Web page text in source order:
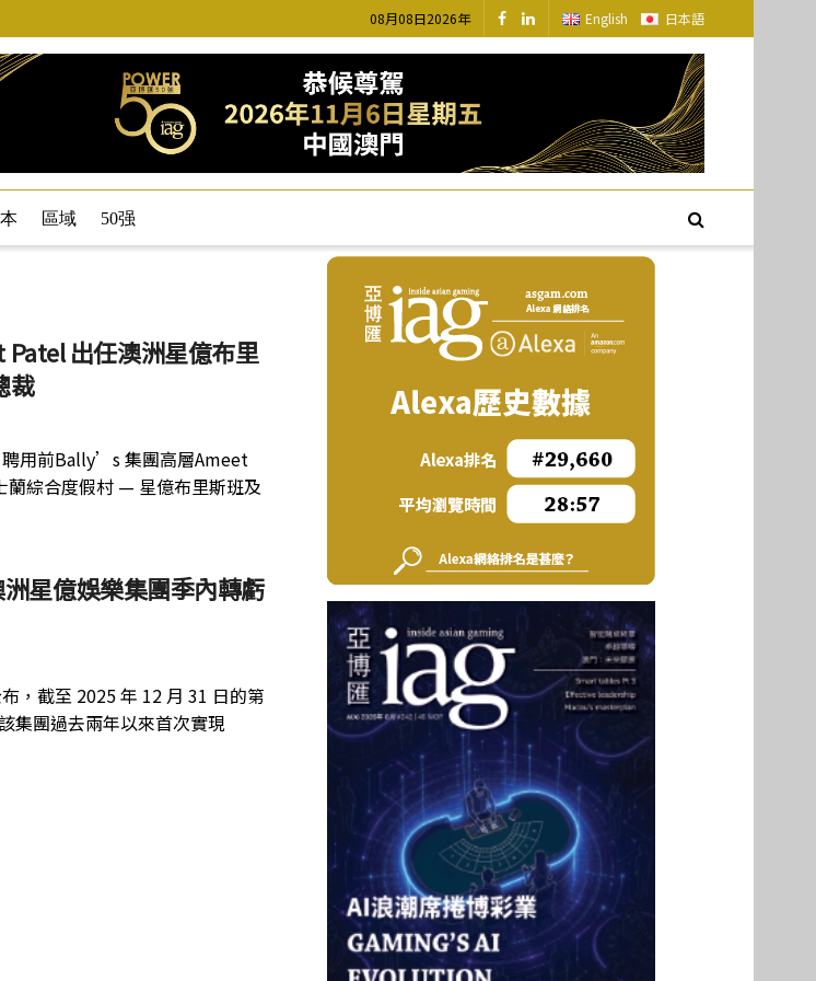
08月08日2026年 English 日本語
區域 50强
出任澳洲星億布里
裁
用前Bally’s 集團高層Ameet
蘭綜合度假村 — 星億布里斯班及
星億娛樂集團季內轉虧
，截至 2025 年 12 月 31 日的第
集團過去兩年以來首次實現